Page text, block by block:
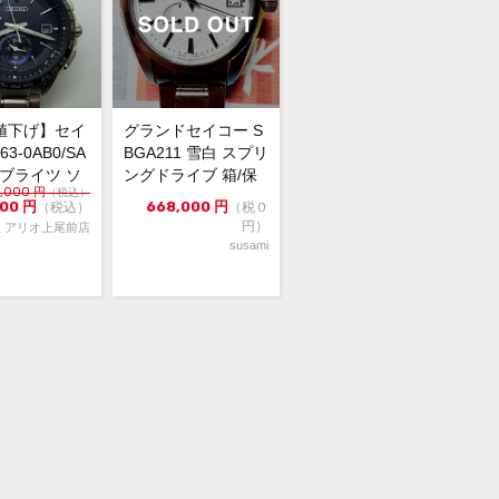
接店頭へお問い合わせください。
合わせ先
時計館中野店
5318-5250
下げ】セイ
0AB0/SA
ライツ ソ
ォ...円（税込）
円 （税込）
アリオ上尾前店
グランドセイコー S
BGA211 雪白 スプリ
ングドライブ 箱/保
証書/余りコマ
668,000 円
（税０
円）
susami